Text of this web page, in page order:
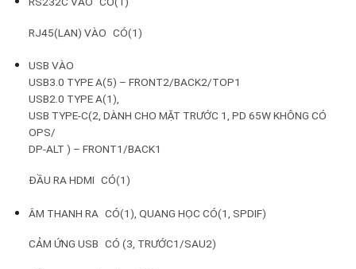
RJ45(LAN) VÀO CÓ(1)
USB VÀO
USB3.0 TYPE A(5) – FRONT2/BACK2/TOP1
USB2.0 TYPE A(1),
USB TYPE-C(2, DÀNH CHO MẶT TRƯỚC 1, PD 65W KHÔNG CÓ
OPS/
DP-ALT ) – FRONT1/BACK1
ĐẦU RA HDMI CÓ(1)
ÂM THANH RA CÓ(1), QUANG HỌC CÓ(1, SPDIF)
CẢM ỨNG USB CÓ (3, TRƯỚC1/SAU2)